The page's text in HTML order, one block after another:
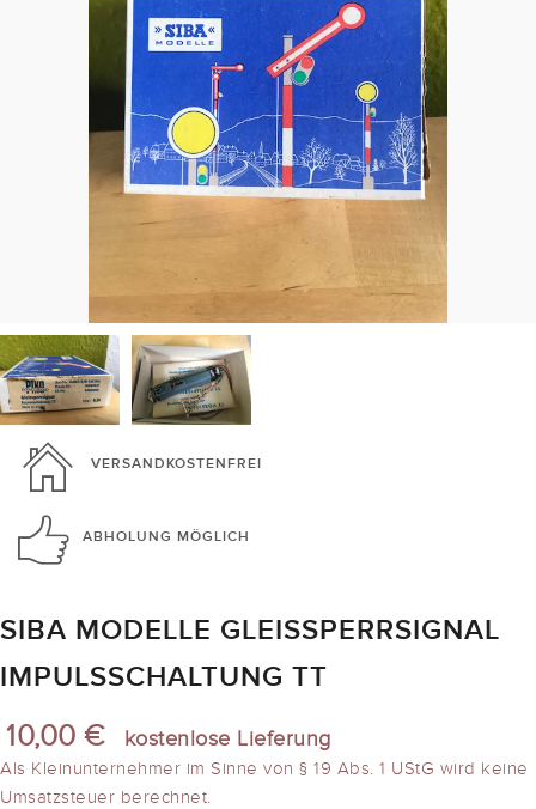
VERSANDKOSTENFREI
ABHOLUNG MÖGLICH
SIBA MODELLE GLEISSPERRSIGNAL
IMPULSSCHALTUNG TT
10,00 € kostenlose Lieferung
Als Kleinunternehmer im Sinne von § 19 Abs. 1 UStG wird keine
Umsatzsteuer berechnet.